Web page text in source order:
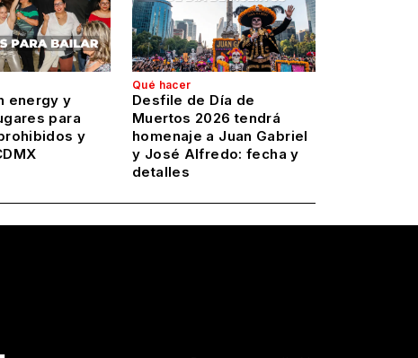
energy y
para
y
Qué hacer
Desfile de Día de
Muertos 2026 tendrá
homenaje a Juan Gabriel
y José Alfredo: fecha y
detalles